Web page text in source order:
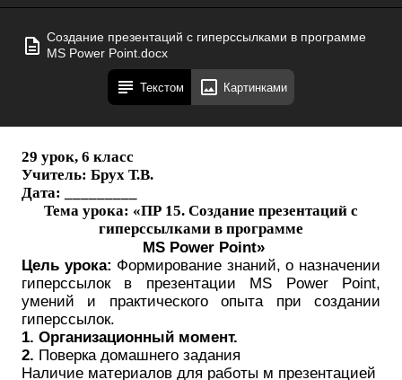
Создание презентаций с гиперссылками в программе
MS Power Point.docx
Текстом Картинками
29 урок, 6 класс
Учитель: Брух Т.В.
Дата: _________
Тема урока: «ПР 15. Создание презентаций с
гиперссылками в программе
MS Power Point»
Цель урока: Формирование знаний, о назначении
гиперссылок в презентации MS Power Point,
умений и практического опыта при создании
гиперссылок.
1. Организационный момент.
2. Поверка домашнего задания
Наличие материалов для работы м презентацией